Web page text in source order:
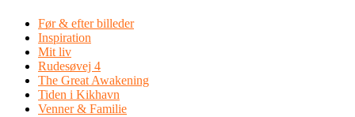
Før & efter billeder
Inspiration
Mit liv
Rudesøvej 4
The Great Awakening
Tiden i Kikhavn
Venner & Familie